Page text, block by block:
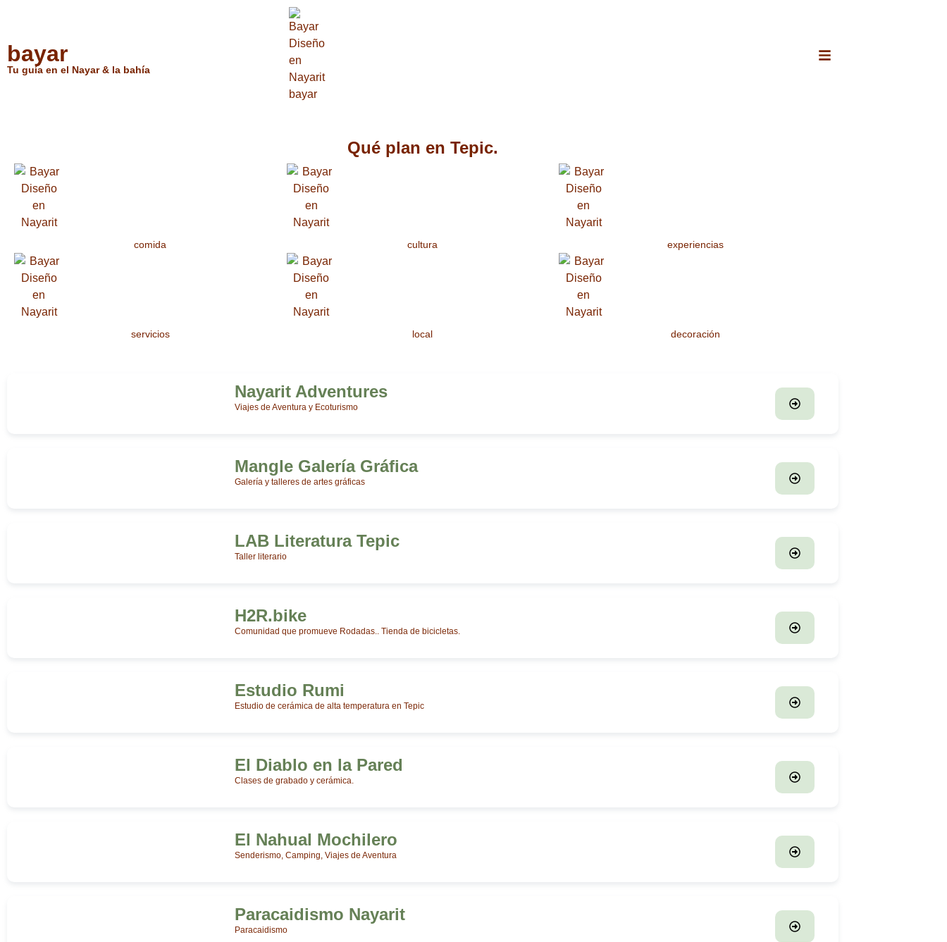
bayar
Tu guía en el Nayar & la bahía
Qué plan en Tepic.
comida cultura experiencias
servicios local decoración
Nayarit Adventures
Viajes de Aventura y Ecoturismo
Mangle Galería Gráfica
Galería y talleres de artes gráficas
LAB Literatura Tepic
Taller literario
H2R.bike
Comunidad que promueve Rodadas.. Tienda de bicicletas.
Estudio Rumi
Estudio de cerámica de alta temperatura en Tepic
El Diablo en la Pared
Clases de grabado y cerámica.
El Nahual Mochilero
Senderismo, Camping, Viajes de Aventura
Paracaidismo Nayarit
Paracaidismo